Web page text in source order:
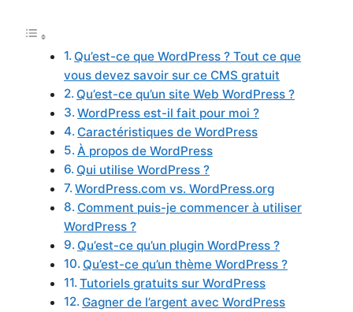
Qu’est-ce que WordPress ? Tout ce que
vous devez savoir sur ce CMS gratuit
Qu’est-ce qu’un site Web WordPress ?
WordPress est-il fait pour moi ?
Caractéristiques de WordPress
À propos de WordPress
Qui utilise WordPress ?
WordPress.com vs. WordPress.org
Comment puis-je commencer à utiliser
WordPress ?
Qu’est-ce qu’un plugin WordPress ?
Qu’est-ce qu’un thème WordPress ?
Tutoriels gratuits sur WordPress
Gagner de l’argent avec WordPress